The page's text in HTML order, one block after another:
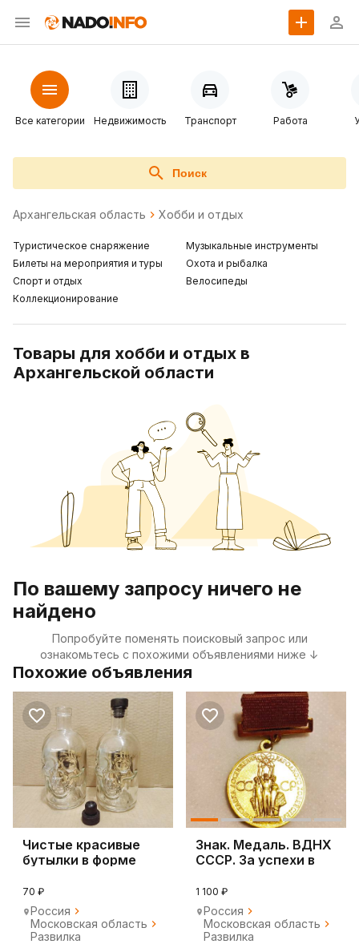
Все категории Недвижимость Транспорт Работа
Поиск
Архангельская область Хобби и отдых
Туристическое снаряжение
Билеты на мероприятия и туры
Спорт и отдых
Коллекционирование
Музыкальные инструменты
Охота и рыбалка
Велосипеды
Товары для хобби и отдых в
Архангельской области
По вашему запросу ничего не
найдено
Попробуйте поменять поисковый запрос или
ознакомьтесь с похожими объявлениями ниже ↓
Похожие объявления
Чистые красивые
бутылки в форме
70 ₽
Россия
Московская область
Развилка
Знак. Медаль. ВДНХ
СССР. За успехи в
1 100 ₽
Россия
Московская область
Развилка